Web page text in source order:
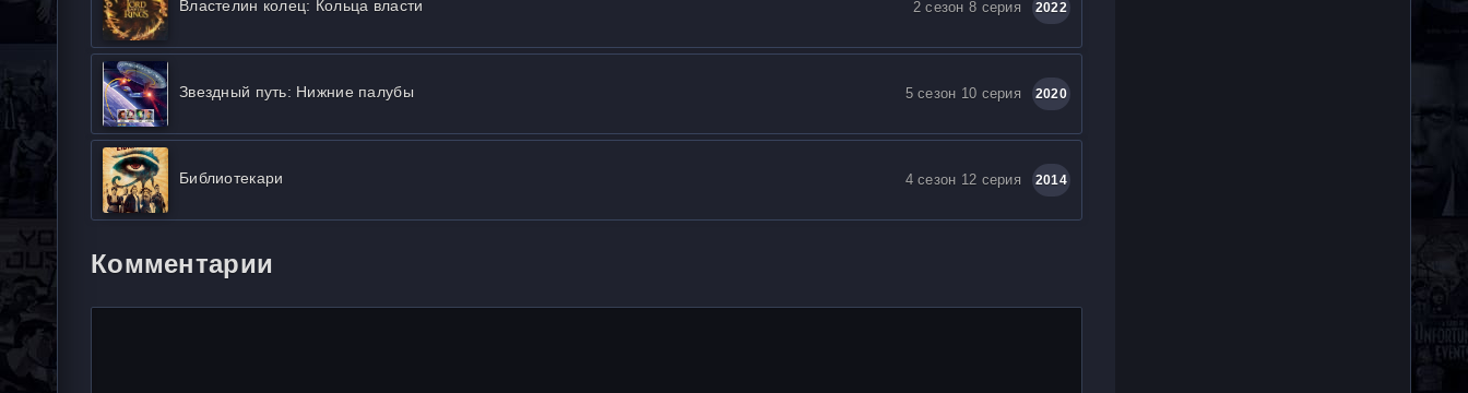
Властелин колец: Кольца власти 2 сезон 8 серия 2022
Звездный путь: Нижние палубы 5 сезон 10 серия 2020
Библиотекари 4 сезон 12 серия 2014
Комментарии